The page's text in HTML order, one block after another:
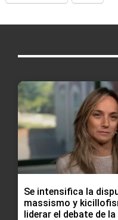
Se intensifica la
massismo y
liderar el debate de